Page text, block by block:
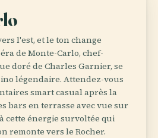
l'est, et le ton change
de Monte-Carlo, chef-
doré de Charles Garnier, se
légendaire. Attendez-vous
smart casual après la
bars en terrasse avec vue sur
cette énergie survoltée qui
remonte vers le Rocher.